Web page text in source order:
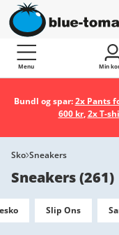
Menu Min
Bundl og spar:2x Pants
600 kr,2x T-
Sko Sneakers
Sneakers(261)
Slip Ons